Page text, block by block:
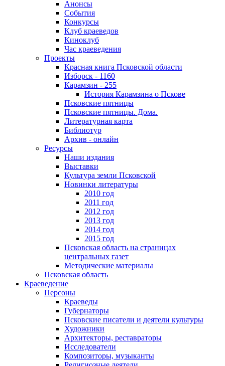
Анонсы
События
Конкурсы
Клуб краеведов
Киноклуб
Час краеведения
Проекты
Красная книга Псковской области
Изборск - 1160
Карамзин - 255
История Карамзина о Пскове
Псковские пятницы
Псковские пятницы. Дома.
Литературная карта
Библиотур
Архив - онлайн
Ресурсы
Наши издания
Выставки
Культура земли Псковской
Новинки литературы
2010 год
2011 год
2012 год
2013 год
2014 год
2015 год
Псковская область на страницах
центральных газет
Методические материалы
Псковская область
Краеведение
Персоны
Краеведы
Губернаторы
Псковские писатели и деятели культуры
Художники
Архитекторы, реставраторы
Исследователи
Композиторы, музыканты